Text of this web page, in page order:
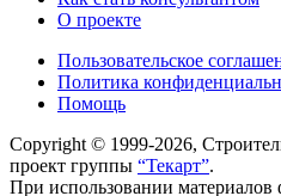
О проекте
Пользовательское
Политика
Помощь
Copyright © 1999-2026,
проект группы “Текарт”.
При использовании материалов